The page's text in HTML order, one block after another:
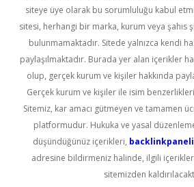
siteye üye olarak bu sorumluluğu kabul
sitesi, herhangi bir marka, kurum veya şahıs
bulunmamaktadır. Sitede yalnızca kendi
paylaşılmaktadır. Burada yer alan içerikler
olup, gerçek kurum ve kişiler hakkında
Gerçek kurum ve kişiler ile isim
Sitemiz, kar amacı gütmeyen ve tamamen
platformudur. Hukuka ve yasal
düşündüğünüz içerikleri,
adresine bildirmeniz halinde, ilgili
sitemizden